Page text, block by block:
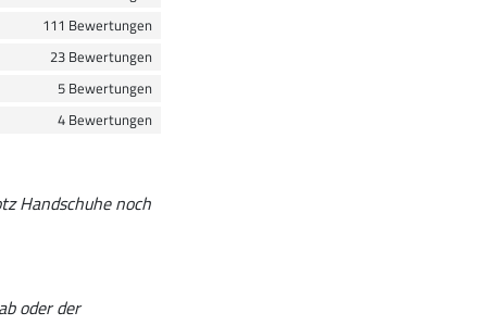
111 Bewertungen
23 Bewertungen
5 Bewertungen
4 Bewertungen
Handschuhe noch
oder der